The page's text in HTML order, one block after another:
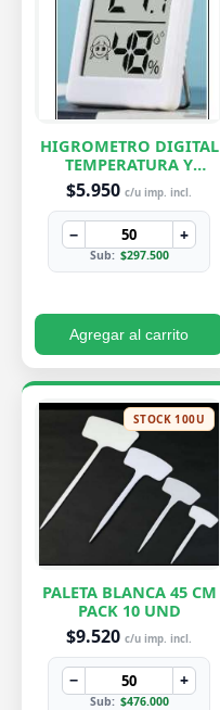
HIGROMETRO DIGITAL
TEMPERATURA Y
HUMEDAD
$5.950 c/u imp. incl.
− +
Sub: $297.500
Agregar al carrito
STOCK 100U
PALETA BLANCA 45 CM
PACK 10 UND
$9.520 c/u imp. incl.
− +
Sub: $476.000